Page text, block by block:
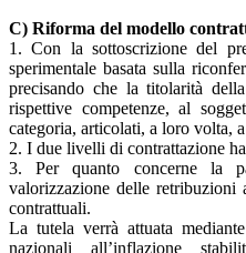
C) Riforma del modello
1. Con la sottoscrizione del
sperimentale basata sulla
precisando che la titolarità
rispettive competenze, al
categoria, articolati, a loro volta,
2. I due livelli di contrattazione
3. Per quanto concerne la
valorizzazione delle retribuzioni
contrattuali.
La tutela verrà attuata
nazionali all’inflazione